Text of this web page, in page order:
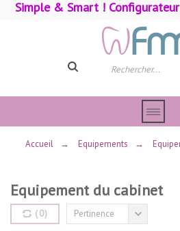
Simple & Smart !
Accueil → Equipements →
Equipement du cabinet
(0) Pertinence